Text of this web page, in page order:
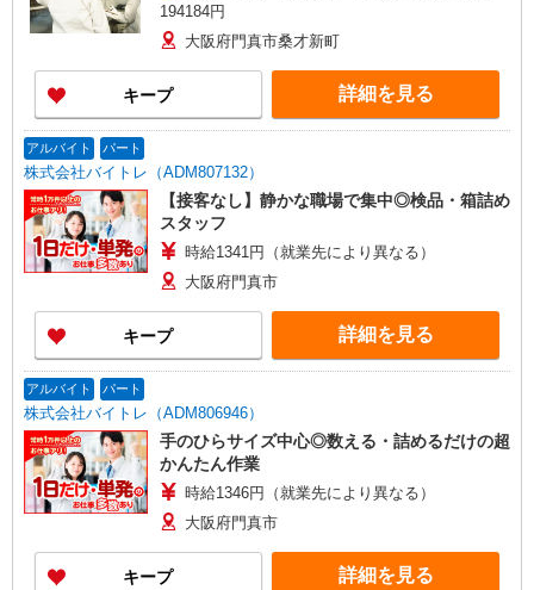
194184円
大阪府門真市桑才新町
キープ 詳細を見る
アルバイト パート
株式会社バイトレ（ADM807132）
【接客なし】静かな職場で集中◎検品・箱詰め
スタッフ
時給1341円（就業先により異なる）
大阪府門真市
キープ 詳細を見る
アルバイト パート
株式会社バイトレ（ADM806946）
手のひらサイズ中心◎数える・詰めるだけの超
かんたん作業
時給1346円（就業先により異なる）
大阪府門真市
キープ 詳細を見る